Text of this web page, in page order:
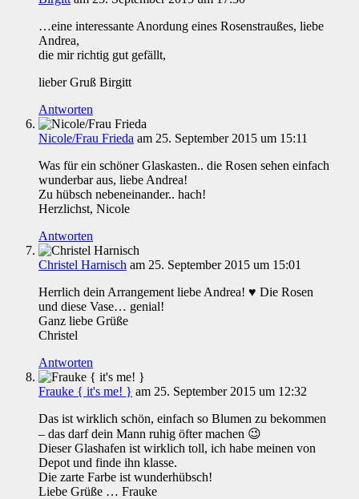
…eine interessante Anordung eines Rosenstraußes, liebe
Andrea,
die mir richtig gut gefällt,
lieber Gruß Birgitt
Antworten
Nicole/Frau Frieda am 25. September 2015 um 15:11
Was für ein schöner Glaskasten.. die Rosen sehen einfach
wunderbar aus, liebe Andrea!
Zu hübsch nebeneinander.. hach!
Herzlichst, Nicole
Antworten
Christel Harnisch am 25. September 2015 um 15:01
Herrlich dein Arrangement liebe Andrea! ♥ Die Rosen
und diese Vase… genial!
Ganz liebe Grüße
Christel
Antworten
Frauke { it's me! } am 25. September 2015 um 12:32
Das ist wirklich schön, einfach so Blumen zu bekommen
– das darf dein Mann ruhig öfter machen 😉
Dieser Glashafen ist wirklich toll, ich habe meinen von
Depot und finde ihn klasse.
Die zarte Farbe ist wunderhübsch!
Liebe Grüße … Frauke